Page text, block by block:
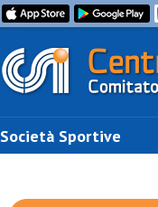
Società Sportive